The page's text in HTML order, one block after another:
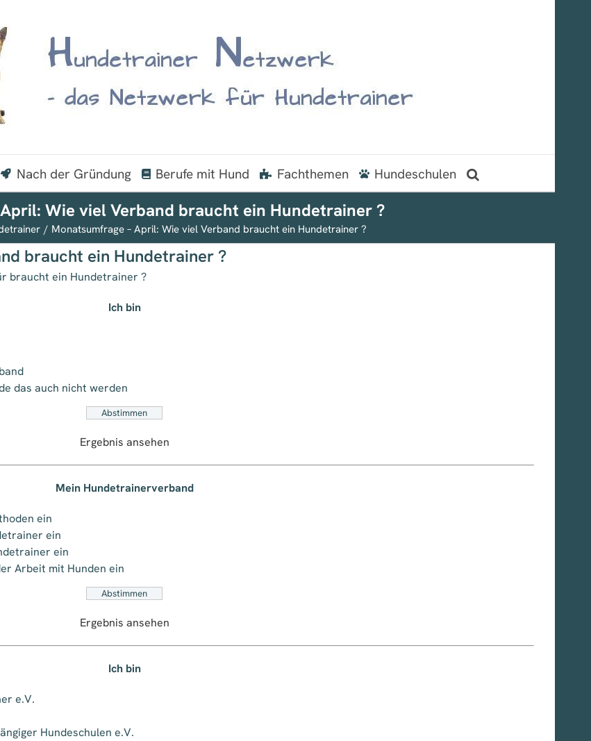
Nach der Gründung Berufe mit Hund Fachthemen Hundeschulen
Wie viel Verband braucht ein Hundetrainer ?
Monatsumfrage – April: Wie viel Verband braucht ein Hundetrainer ?
braucht ein Hundetrainer ?
braucht ein Hundetrainer ?
Ich bin
das auch nicht werden
Ergebnis ansehen
Mein Hundetrainerverband
ein
ein
ein
Arbeit mit Hunden ein
Ergebnis ansehen
Ich bin
e.V.
Hundeschulen e.V.